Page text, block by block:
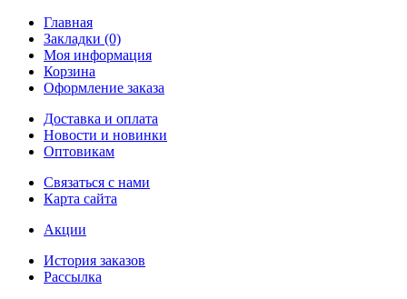
Главная
Закладки (0)
Моя информация
Корзина
Оформление заказа
Доставка и оплата
Новости и новинки
Оптовикам
Связаться с нами
Карта сайта
Акции
История заказов
Рассылка